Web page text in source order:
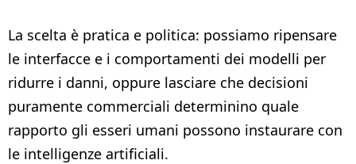
La scelta è pratica e politica: possiamo ripensare
le interfacce e i comportamenti dei modelli per
ridurre i danni, oppure lasciare che decisioni
puramente commerciali determinino quale
rapporto gli esseri umani possono instaurare con
le intelligenze artificiali.